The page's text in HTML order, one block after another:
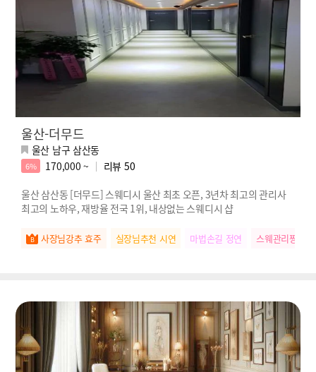
울산-더무드
울산 남구 삼산동
6% 170,000 ~ 리뷰 50
울산 삼산동 [더무드] 스웨디시 울산 최초 오픈, 3년차 최고의 관리사
최고의 노하우, 재방율 전국 1위, 내상없는 스웨디시 샵
사장님강추 효주 실장님추천 시연 마법손길 정연 스웨관리짱 하영